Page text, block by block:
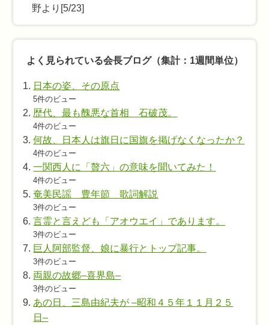
野より[5/23]
よく見られている会長ブログ（集計：1週間単位）
日本の姿、その原点
5件のビュー
歴代、最も醜悪な首相 石破茂。
4件のビュー
何故、日本人は旗日に国旗を掲げなくなったか？
4件のビュー
一関西人に「贅六」の意味を聞いてみた！
4件のビュー
奄美民謡 豊年節 歌詞解説
3件のビュー
言霊と言えども「アオウエイ」であります。
3件のビュー
巨人阿部監督、娘に暴行とトップ記事。
3件のビュー
両親の故郷–喜界島–
3件のビュー
あの日、三島由紀夫が –昭和４５年１１月２５
日–